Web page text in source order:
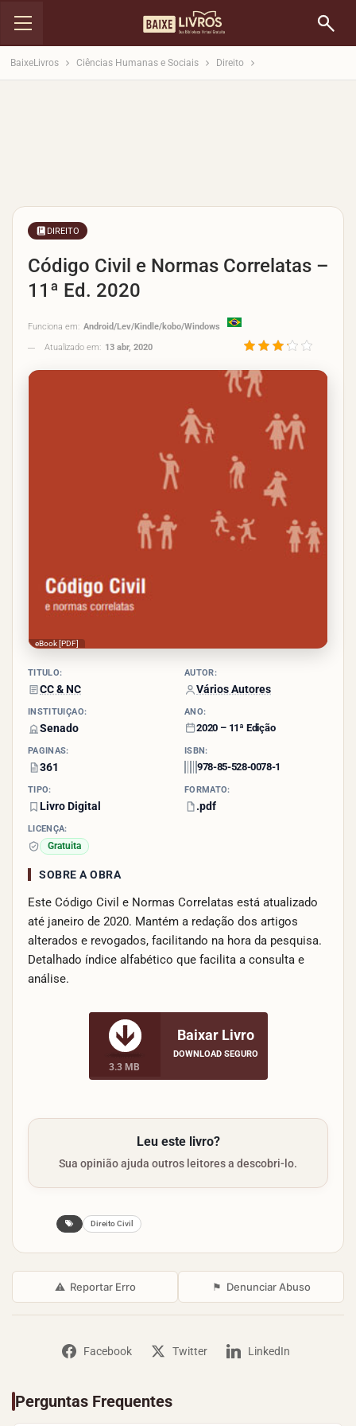
BaixeLivros Ciências Humanas e Sociais Direito
DIREITO
Código Civil e Normas Correlatas –
11ª Ed. 2020
Funciona em: Android/Lev/Kindle/kobo/Windows
Atualizado em: 13 abr, 2020
eBook [PDF]
votos)
TÍTULO:
CC & NC
AUTOR:
Vários Autores
INSTITUIÇÃO:
Senado
ANO:
2020 – 11ª Edição
PÁGINAS:
361
ISBN:
978-85-528-0078-1
TIPO:
Livro Digital
FORMATO:
.pdf
LICENÇA:
Gratuita
SOBRE A OBRA
Este Código Civil e Normas Correlatas está atualizado
até janeiro de 2020. Mantém a redação dos artigos
alterados e revogados, facilitando na hora da pesquisa.
Detalhado índice alfabético que facilita a consulta e
análise.
3.3 MB
Baixar Livro
DOWNLOAD SEGURO
Leu este livro?
Sua opinião ajuda outros leitores a descobri-lo.
Direito Civil
⚠ Reportar Erro ⚑ Denunciar Abuso
Facebook Twitter LinkedIn
Perguntas Frequentes